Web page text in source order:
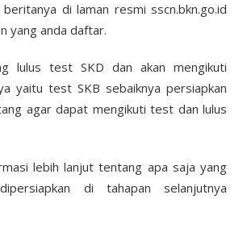
di laman resmi sscn.bkn.go.id
yang anda daftar.
lulus test SKD dan akan mengikuti
yaitu test SKB sebaiknya persiapkan
agar dapat mengikuti test dan lulus
lebih lanjut tentang apa saja yang
di tahapan selanjutnya